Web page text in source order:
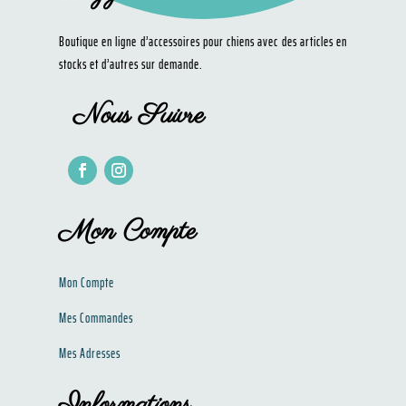
Boutique en ligne d’accessoires pour chiens avec des articles en
stocks et d’autres sur demande.
Nous Suivre
Mon Compte
Mon Compte
Mes Commandes
Mes Adresses